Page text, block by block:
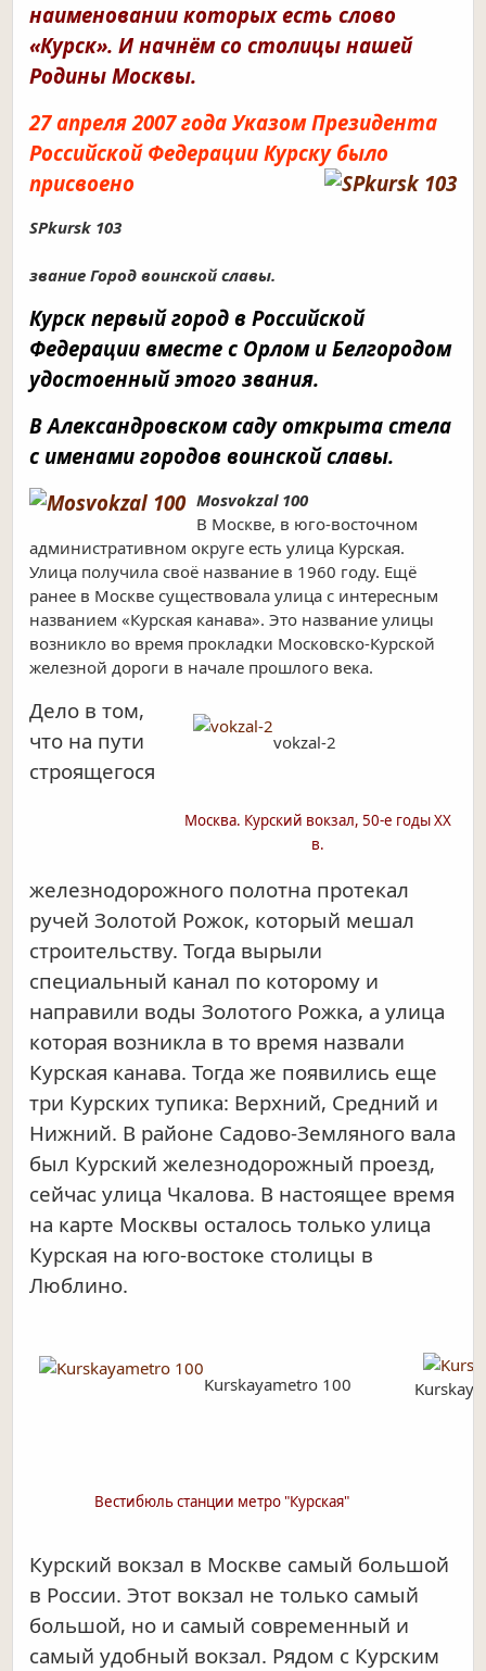
наименовании которых есть слово
«Курск». И начнём со столицы нашей
Родины Москвы.
27 апреля 2007 года Указом Президента
Российской Федерации Курску было
присвоено
SPkursk 103
звание Город воинской славы.
Курск первый город в Российской
Федерации вместе с Орлом и Белгородом
удостоенный этого звания.
В Александровском саду открыта стела
с именами городов воинской славы.
Mosvokzal 100
В Москве, в юго-восточном
административном округе есть улица Курская.
Улица получила своё название в 1960 году. Ещё
ранее в Москве существовала улица с интересным
названием «Курская канава». Это название улицы
возникло во время прокладки Московско-Курской
железной дороги в начале прошлого века.
vokzal-2
Москва. Курский вокзал, 50-е годы ХХ
в.
Дело в том,
что на пути
строящегося
железнодорожного полотна протекал
ручей Золотой Рожок, который мешал
строительству. Тогда вырыли
специальный канал по которому и
направили воды Золотого Рожка, а улица
которая возникла в то время назвали
Курская канава. Тогда же появились еще
три Курских тупика: Верхний, Средний и
Нижний. В районе Садово-Земляного вала
был Курский железнодорожный проезд,
сейчас улица Чкалова. В настоящее время
на карте Москвы осталось только улица
Курская на юго-востоке столицы в
Люблино.
Kurskayametro 100
Вестибюль станции метро "Курская"
Курский вокзал в Москве самый большой
в России. Этот вокзал не только самый
большой, но и самый современный и
самый удобный вокзал. Рядом с Курским